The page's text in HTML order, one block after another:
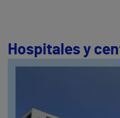
Hospitales y